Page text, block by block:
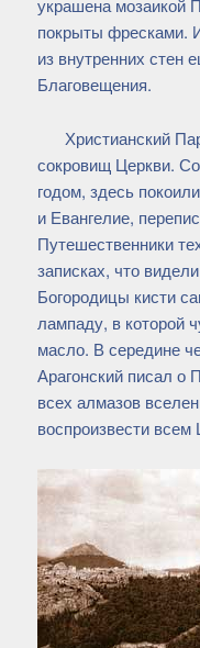
украшена мозаикой
покрыты фресками.
из внутренних стен
Благовещения.
Христианский
сокровищ Церкви.
годом, здесь
и Евангелие,
Путешественники
записках, что
Богородицы кисти
лампаду, в которой
масло. В середине
Арагонский писал о
всех алмазов
воспроизвести